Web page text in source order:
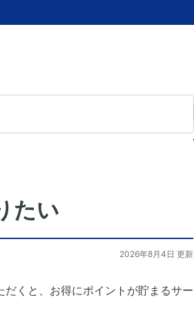
たい
2026年8月4日 更新
くと、お得にポイントが貯まるサー